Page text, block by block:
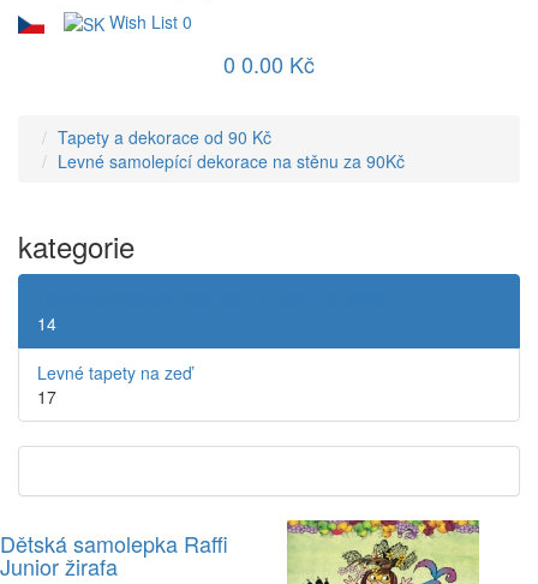
Wish List 0
0 0.00 Kč
Tapety a dekorace od 90 Kč
Levné samolepící dekorace na stěnu za 90Kč
kategorie
14
Levné tapety na zeď
17
Dětská samolepka Raffi
Junior žirafa